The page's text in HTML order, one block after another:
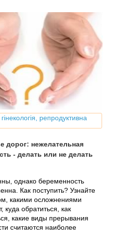
репродуктивна
дорог: нежелательная
- делать или не делать
однако беременность
Как поступить? Узнайте
какими осложнениями
куда обратиться, как
какие виды прерывания
считаются наиболее